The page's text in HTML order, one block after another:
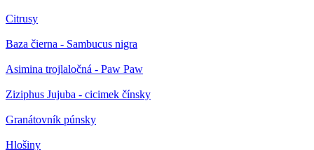
Citrusy
Baza čierna - Sambucus nigra
Asimina trojlaločná - Paw Paw
Ziziphus Jujuba - cicimek čínsky
Granátovník púnsky
Hlošiny